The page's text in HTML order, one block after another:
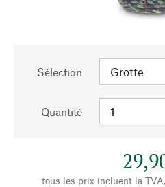
Sélection
Quantité
tous les prix incluent la